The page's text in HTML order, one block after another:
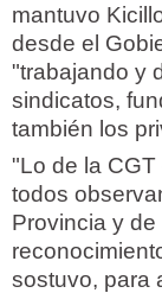
mantuvo
desde el
"trabajando y
sindicatos,
también los
"Lo de la
todos
Provincia y
sostuvo, para